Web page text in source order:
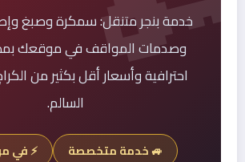
خدمة بنجر متنقل: سمكرة وصبغ
وصدمات المواقف في موقعك
احترافية وأسعار أقل بكثير من
السالم.
🚙 خدمة متخصصة
⚡ في